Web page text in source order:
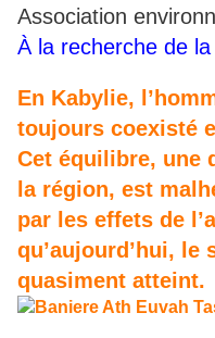
Association
À la recherche de
En Kabylie,
toujours coexisté
Cet équilibre, une
la région, est
par les effets de
qu’aujourd’hui, le
quasiment atteint.